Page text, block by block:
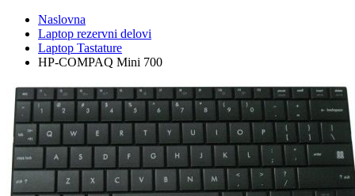
Naslovna
Laptop rezervni delovi
Laptop Tastature
HP-COMPAQ Mini 700